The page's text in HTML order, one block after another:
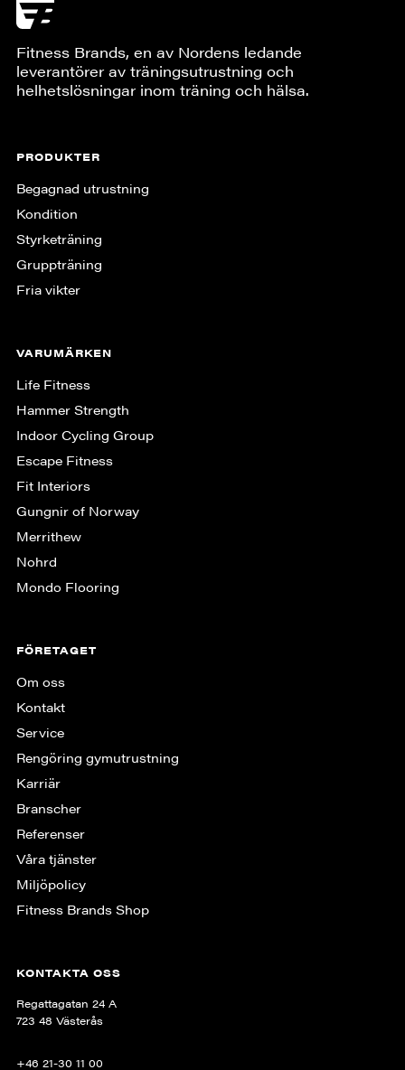
Fitness Brands, en av Nordens ledande
leverantörer av träningsutrustning och
helhetslösningar inom träning och hälsa.
PRODUKTER
Begagnad utrustning
Kondition
Styrketräning
Gruppträning
Fria vikter
VARUMÄRKEN
Life Fitness
Hammer Strength
Indoor Cycling Group
Escape Fitness
Fit Interiors
Gungnir of Norway
Merrithew
Nohrd
Mondo Flooring
FÖRETAGET
Om oss
Kontakt
Service
Rengöring gymutrustning
Karriär
Branscher
Referenser
Våra tjänster
Miljöpolicy
Fitness Brands Shop
KONTAKTA OSS
Regattagatan 24 A
723 48 Västerås
+46 21-30 11 00